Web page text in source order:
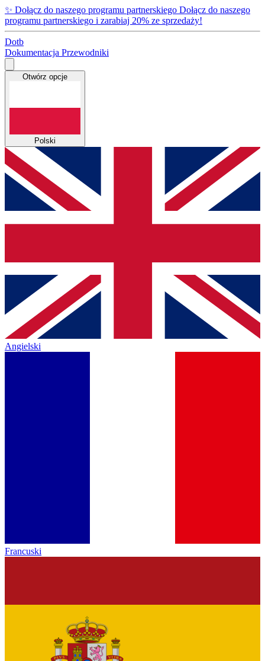
✨ Dołącz do naszego programu partnerskiego Dołącz do naszego
programu partnerskiego i zarabiaj 20% ze sprzedaży!
Dotb
Dokumentacja Przewodniki
Otwórz opcje
Polski
Angielski
Francuski